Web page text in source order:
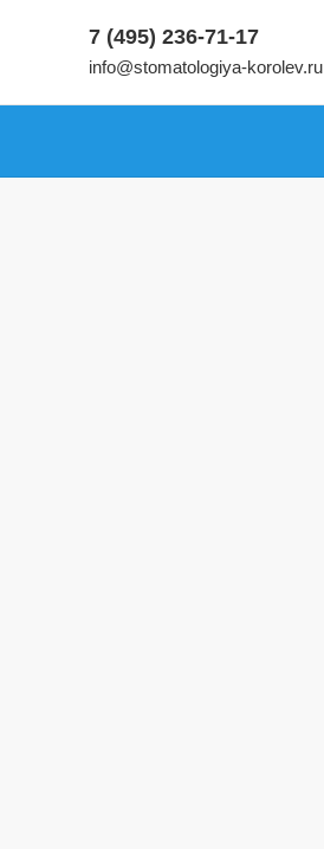
7 (495) 236-71-17
info@stomatologiya-korolev.ru